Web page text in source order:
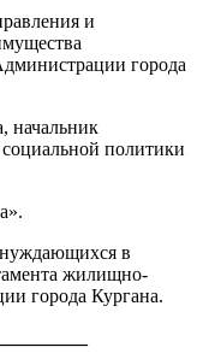
и
города
начальник
политики
нуждающихся в
жилищно-
города Кургана.